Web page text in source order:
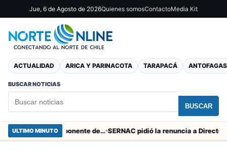
Jue, 6 de Agosto de 2026Quienes somosContactoMedia Kit
ACTUALIDAD ARICA Y PARINACOTA TARAPACÁ
BUSCAR NOTICIAS
BUSCAR
ULTIMO MINUTO Murió tacneña Charito Mistral máxima exponente de la música criolla durante 50 años